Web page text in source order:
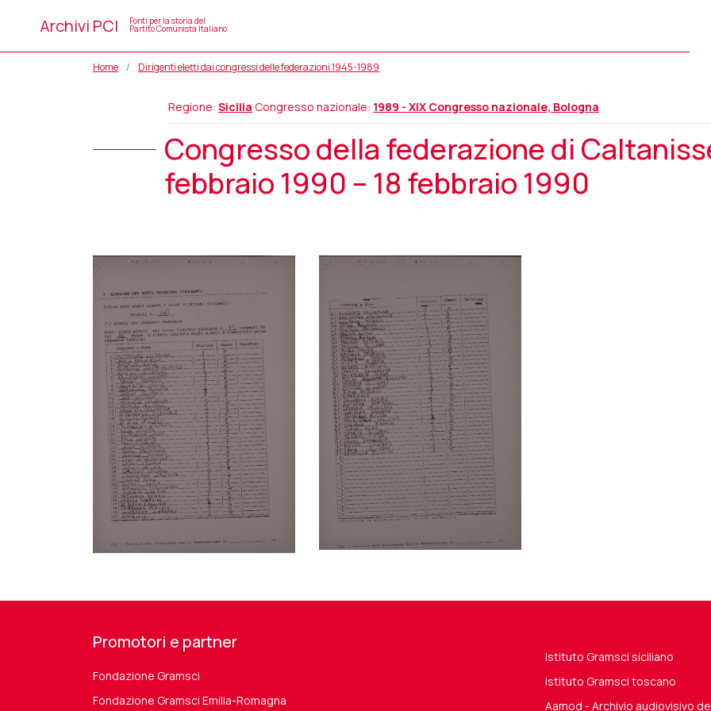
Archivi PCI Fonti per la storia del
Partito Comunista Italiano
Home Dirigenti eletti dai congressi delle federazioni 1945-1989
Regione: Sicilia Congresso nazionale: 1989 - XIX Congresso nazionale, Bologna
Congresso della federazione di
febbraio 1990 – 18 febbraio 1990
Promotori e partner
Fondazione Gramsci
Fondazione Gramsci Emilia-Romagna
Istituto Gramsci siciliano
Istituto Gramsci toscano
Aamod - Archivio audiovisivo